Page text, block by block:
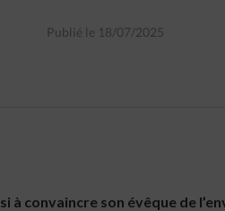
Publié le 18/07/2025
à convaincre son évêque de